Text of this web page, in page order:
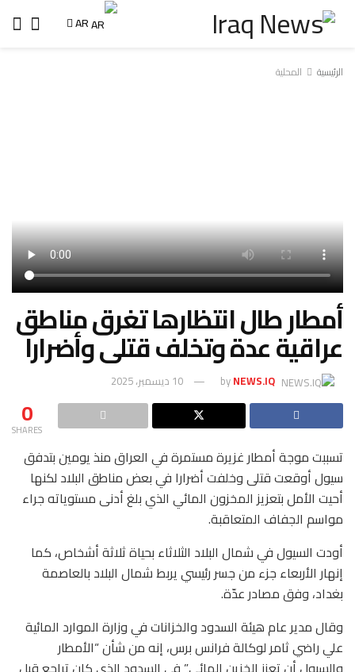
AR
الرئيسية المحلية
أمطار طال انتظارها تغرق مناطق
عراقية عدة وتخلف قتلى وأضرارا
byNEWS.IQ 10 ديسمبر، 2025
0
SHARES
تسببت موجة أمطار غزيرة مستمرة في العراق منذ يومين بتدفق
سيول أوقعت قتلى وخلفت أضرارا في بعض مناطق البلاد لكنها
أحيت الأمل بتعزيز المخزون المائي الذي بلغ أدنى مستوياته جراء
مواسم الجفاف المتعاقبة.
أودت السيول في شمال البلاد الثلاثاء بحياة ثلاثة أشخاص، كما
إنهار الأربعاء جزء من جسر رئيسي يربط شمال البلاد بالعاصمة
بغداد، وفق مصادر عدّة.
وقال مدير عام هيئة السدود والخزانات في وزارة الموارد المائية
علي راضي ثامر لوكالة فرانس برس، إنه من شأن “الأمطار